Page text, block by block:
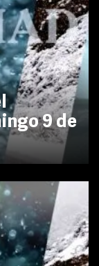
9 de